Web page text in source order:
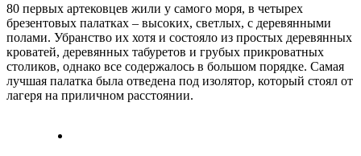
80 первых артековцев жили у самого моря, в четырех
брезентовых палатках – высоких, светлых, с деревянными
полами. Убранство их хотя и состояло из простых деревянных
кроватей, деревянных табуретов и грубых прикроватных
столиков, однако все содержалось в большом порядке. Самая
лучшая палатка была отведена под изолятор, который стоял от
лагеря на приличном расстоянии.